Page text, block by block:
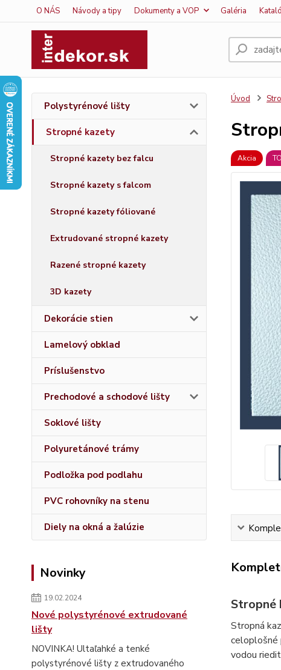
O NÁS Návody a tipy Dokumenty a VOP Galéria
Polystyrénové lišty
Stropné kazety
Stropné kazety bez falcu
Stropné kazety s falcom
Stropné kazety fóliované
Extrudované stropné kazety
Razené stropné kazety
3D kazety
Dekorácie stien
Lamelový obklad
Príslušenstvo
Prechodové a schodové lišty
Soklové lišty
Polyuretánové trámy
Podložka pod podlahu
PVC rohovníky na stenu
Diely na okná a žalúzie
Novinky
19.02.2024
Nové polystyrénové extrudované
lišty
NOVINKA! Ultaľahké a tenké
polystyrénové lišty z extrudovaného
Úvod
Akcia
Stropné
Stropná
celoplošné
vodou